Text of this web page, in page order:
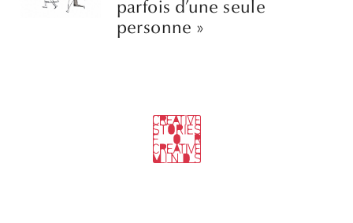
parfois d’une seule
personne »